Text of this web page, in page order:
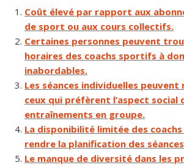
Coût élevé par rapport aux
de sport ou aux cours collectifs.
Certaines personnes peuvent
horaires des coachs sportifs à
inabordables.
Les séances individuelles peuvent
ceux qui préfèrent l’aspect social
entraînements en groupe.
La disponibilité limitée des
rendre la planification des
Le manque de diversité dans les